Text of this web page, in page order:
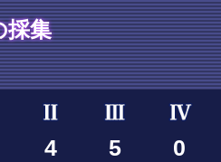
採集
4 5 0